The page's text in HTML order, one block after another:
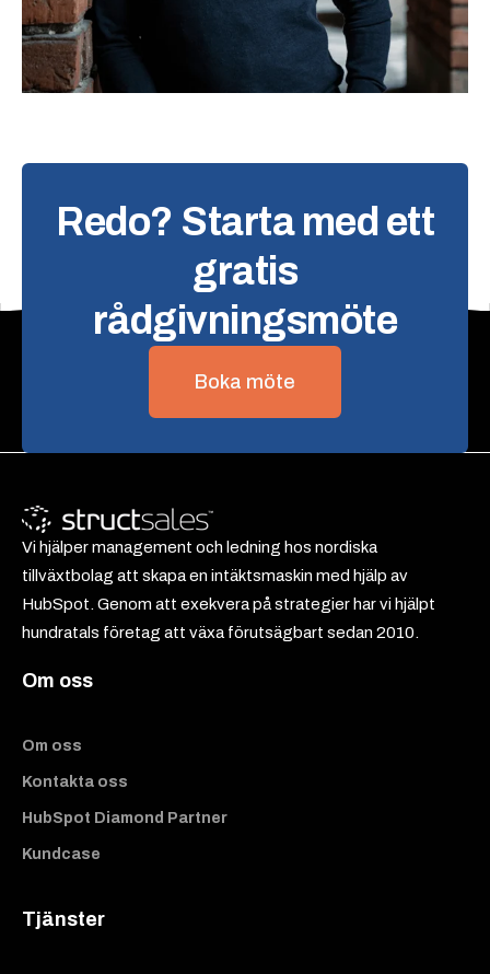
Redo? Starta med ett
gratis
rådgivningsmöte
Boka möte
Vi hjälper management och ledning hos nordiska
tillväxtbolag att skapa en intäktsmaskin med hjälp av
HubSpot. Genom att exekvera på strategier har vi hjälpt
hundratals företag att växa förutsägbart sedan 2010.
Om oss
Om oss
Kontakta oss
HubSpot Diamond Partner
Kundcase
Tjänster